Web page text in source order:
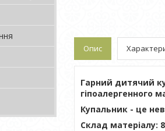
Опис
Гарний дитячий
гіпоалергенного
Купальник - це
Склад матеріалу: